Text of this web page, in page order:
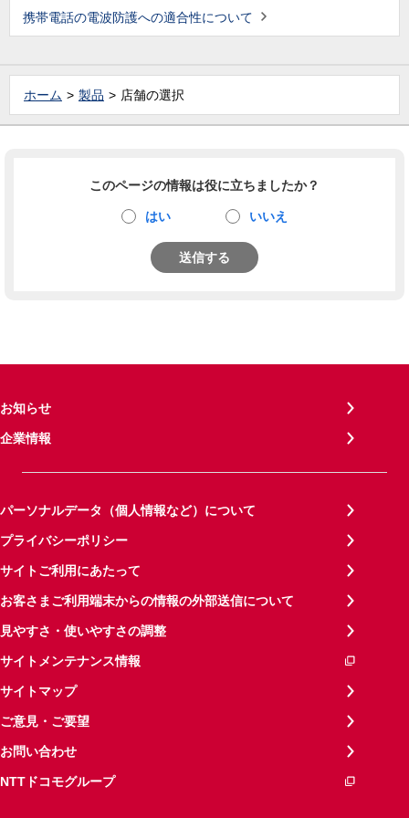
携帯電話の電波防護への適合性について
ホーム 製品 店舗の選択
このページの情報は役に立ちましたか？
はい いいえ
送信する
お知らせ
企業情報
パーソナルデータ（個人情報など）について
プライバシーポリシー
サイトご利用にあたって
お客さまご利用端末からの情報の外部送信について
見やすさ・使いやすさの調整
サイトメンテナンス情報
サイトマップ
ご意見・ご要望
お問い合わせ
NTTドコモグループ